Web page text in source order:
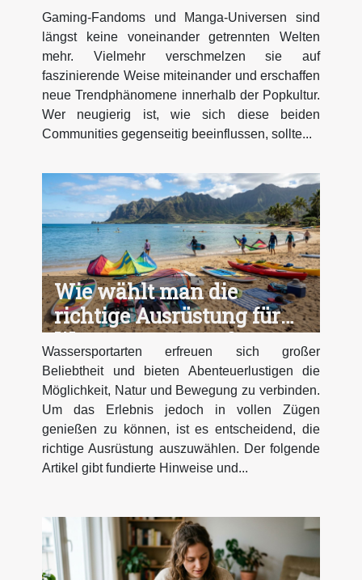
Gaming-Fandoms und Manga-Universen sind
längst keine voneinander getrennten Welten
mehr. Vielmehr verschmelzen sie auf
faszinierende Weise miteinander und erschaffen
neue Trendphänomene innerhalb der Popkultur.
Wer neugierig ist, wie sich diese beiden
Communities gegenseitig beeinflussen, sollte...
Wie wählt man die
richtige Ausrüstung für
Wassersportarten?
Wassersportarten erfreuen sich großer
Beliebtheit und bieten Abenteuerlustigen die
Möglichkeit, Natur und Bewegung zu verbinden.
Um das Erlebnis jedoch in vollen Zügen
genießen zu können, ist es entscheidend, die
richtige Ausrüstung auszuwählen. Der folgende
Artikel gibt fundierte Hinweise und...